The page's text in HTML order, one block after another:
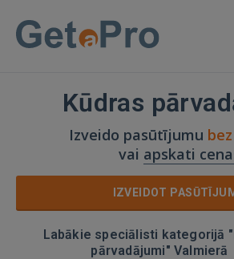
Kūdras
Izveido pasūtījumu
vai apskati
IZVEIDOT
Labākie speciālisti kategorijā
pārvadājumi" Valmierā